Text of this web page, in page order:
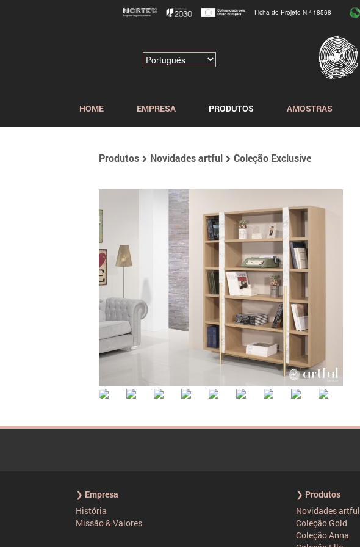
Ficha do Projeto N.º 18568
HOME EMPRESA PRODUTOS AMOSTRAS
Produtos Novidades artful Coleção Exclusive
❯ Empresa
História
Missão & Valores
❯ Produtos
Novidades artful
Coleção Gold
Coleção Anna